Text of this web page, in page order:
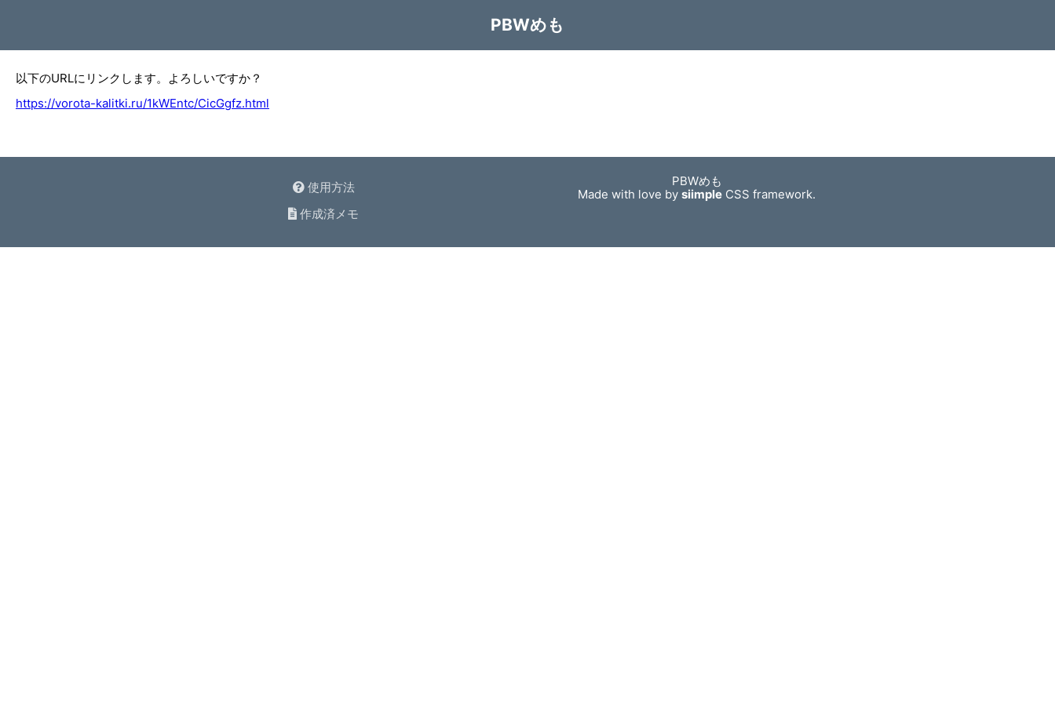
PBWめも
以下のURLにリンクします。よろしいですか？
https://vorota-kalitki.ru/1kWEntc/CicGgfz.html
使用方法
作成済メモ
PBWめも
Made with love bysiimple CSS framework.